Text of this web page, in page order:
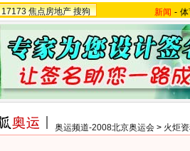
17173 焦点房地产 搜狗 新闻 -
奥运频道-2008北京奥运会 > 火炬